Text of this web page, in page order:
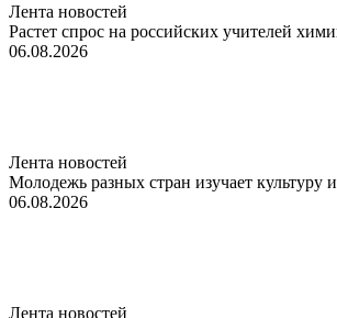
Лента новостей
Растет спрос на российских учителей
06.08.2026
Лента новостей
Молодежь разных стран изучает культуру
06.08.2026
Лента новостей